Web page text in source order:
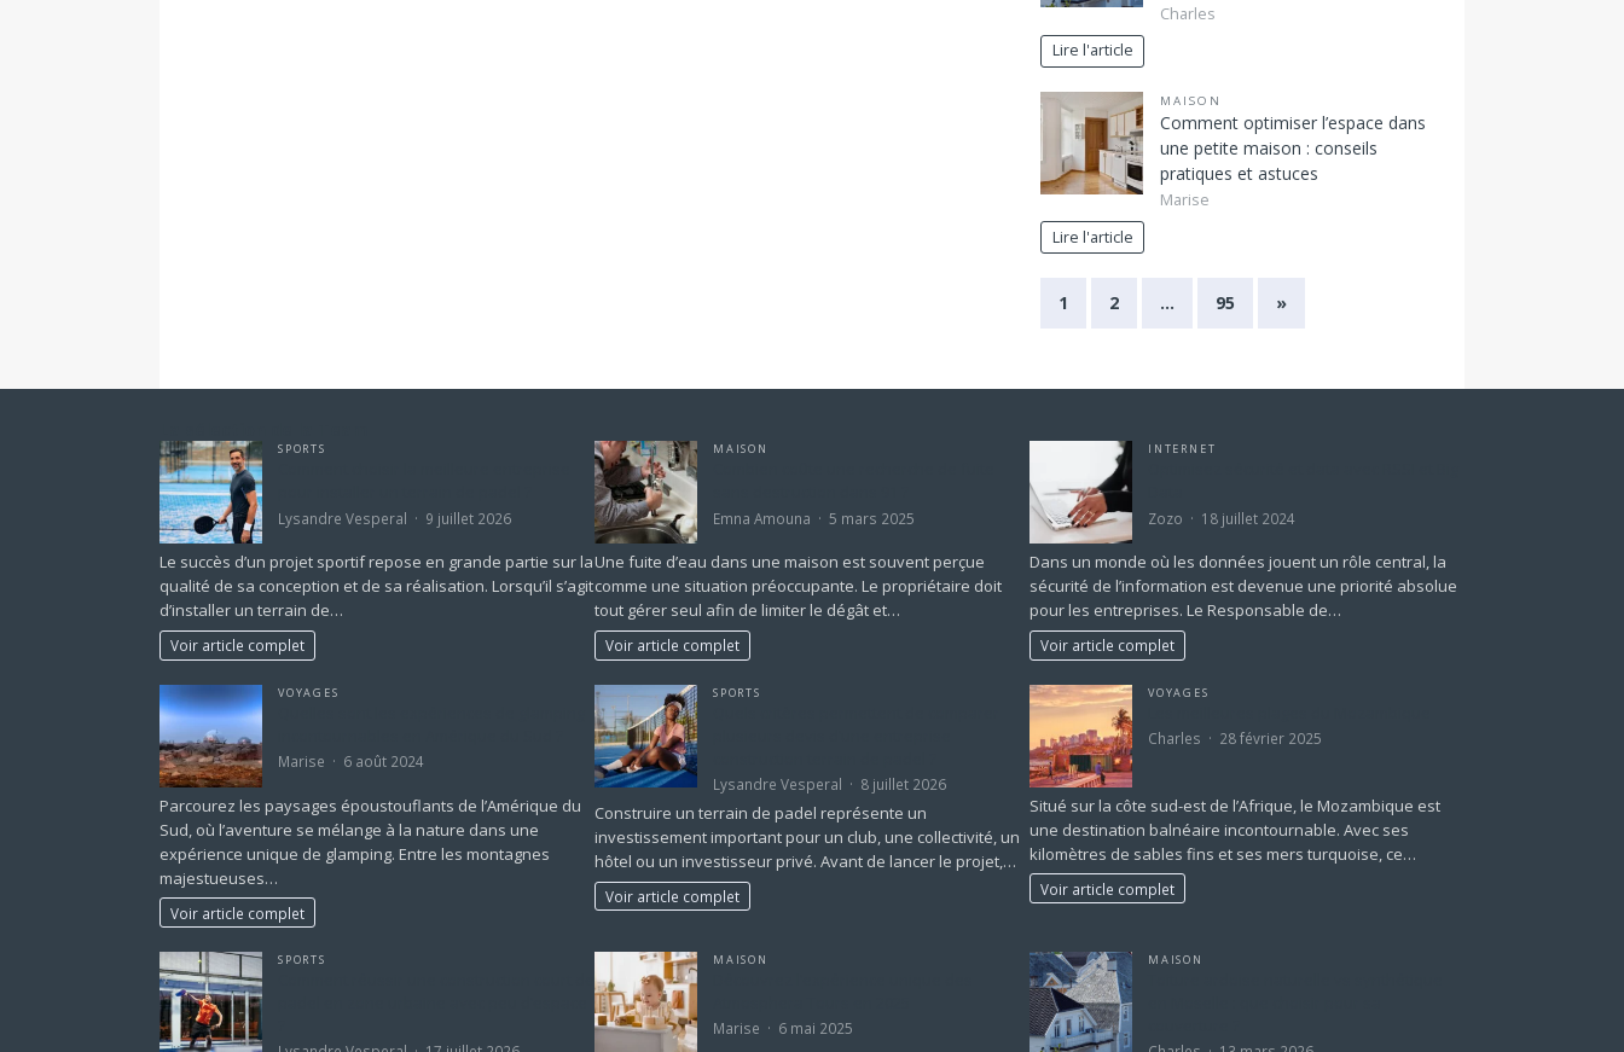
Charles
Lire l'article
MAISON
Comment optimiser l’espace dans
une petite maison : conseils
pratiques et astuces
Marise
Lire l'article
1 2 … 95 »
SPORTS
Lysandre Vesperal 9 juillet 2026
Le succès d’un projet sportif repose en grande partie sur la
qualité de sa conception et de sa réalisation. Lorsqu’il s’agit
d’installer un terrain de…
Voir article complet
MAISON
Emna Amouna 5 mars 2025
Une fuite d’eau dans une maison est souvent perçue
comme une situation préoccupante. Le propriétaire doit
tout gérer seul afin de limiter le dégât et…
Voir article complet
INTERNET
Zozo 18 juillet 2024
Dans un monde où les données jouent un rôle central, la
sécurité de l’information est devenue une priorité absolue
pour les entreprises. Le Responsable de…
Voir article complet
VOYAGES
Marise 6 août 2024
Parcourez les paysages époustouflants de l’Amérique du
Sud, où l’aventure se mélange à la nature dans une
expérience unique de glamping. Entre les montagnes
majestueuses…
Voir article complet
SPORTS
Lysandre Vesperal 8 juillet 2026
Construire un terrain de padel représente un
investissement important pour un club, une collectivité, un
hôtel ou un investisseur privé. Avant de lancer le projet,…
Voir article complet
VOYAGES
Charles 28 février 2025
Situé sur la côte sud-est de l’Afrique, le Mozambique est
une destination balnéaire incontournable. Avec ses
kilomètres de sables fins et ses mers turquoise, ce…
Voir article complet
SPORTS MAISON
Marise 6 mai 2025
MAISON